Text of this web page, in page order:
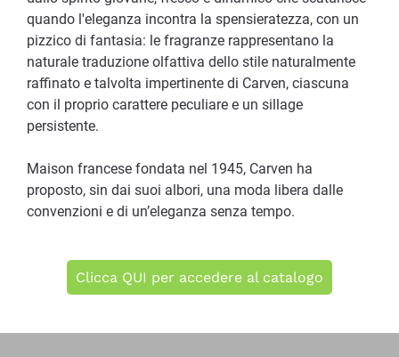
quando l'eleganza incontra la spensieratezza, con un
pizzico di fantasia: le fragranze rappresentano la
naturale traduzione olfattiva dello stile naturalmente
raffinato e talvolta impertinente di Carven, ciascuna
con il proprio carattere peculiare e un sillage
persistente.
Maison francese fondata nel 1945, Carven ha
proposto, sin dai suoi albori, una moda libera dalle
convenzioni e di un’eleganza senza tempo.
Clicca QUI per accedere al catalogo